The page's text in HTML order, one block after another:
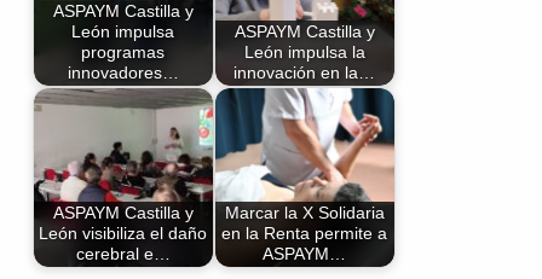
ASPAYM Castilla y
León impulsa
programas
innovadores…
ASPAYM Castilla y
León impulsa la
innovación en la…
ASPAYM Castilla y
León visibiliza el daño
cerebral e…
Marcar la X Solidaria
en la Renta permite a
ASPAYM…